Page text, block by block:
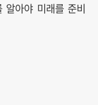
알아야 미래를 준비